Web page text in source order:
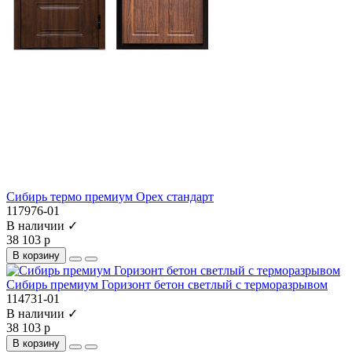
Сибирь термо премиум Орех стандарт
117976-01
В наличии ✓
38 103 р
В корзину
Сибирь премиум Горизонт бетон светлый с терморазрывом
114731-01
В наличии ✓
38 103 р
В корзину